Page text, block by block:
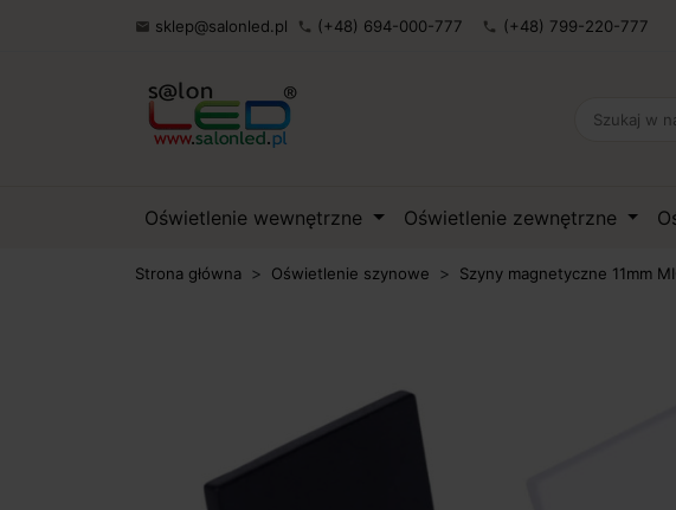
 sklep@salonled.pl phone (+48) 694-000-777 phone (+48) 799-220-777
Oświetlenie wewnętrzne Oświetlenie zewnętrzne
Strona główna Oświetlenie szynowe Szyny magnetyczne 11mm